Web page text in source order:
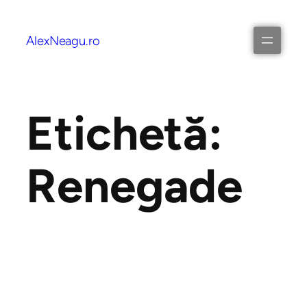
AlexNeagu.ro
Etichetă:
Renegade